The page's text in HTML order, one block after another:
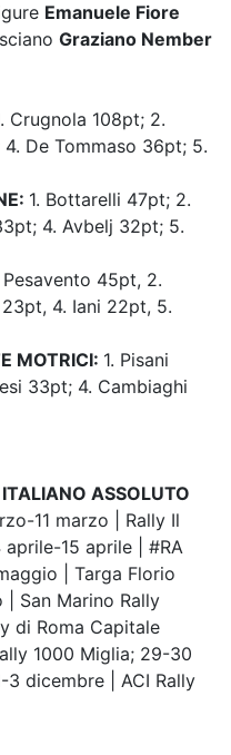
Emanuele Fiore
Graziano Nember
Crugnola 108pt; 2.
De Tommaso 36pt; 5.
1. Bottarelli 47pt; 2.
4. Avbelj 32pt; 5.
Pesavento 45pt, 2.
4. Iani 22pt, 5.
MOTRICI: 1. Pisani
33pt; 4. Cambiaghi
ASSOLUTO
11 marzo | Rally Il
15 aprile | #RA
| Targa Florio
| San Marino Rally
di Roma Capitale
1000 Miglia; 29-30
3 dicembre | ACI Rally